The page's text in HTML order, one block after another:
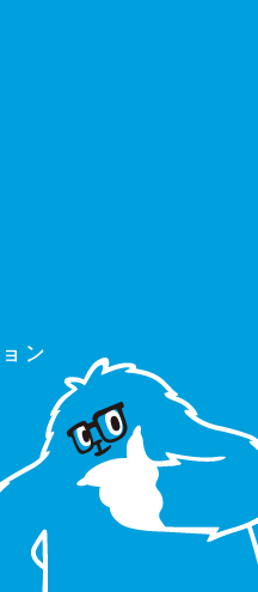
務の一部または全
除
からの要請に応じ
正、削除に応じま
は、一定期間保管
又は削除を行いま
情報について、本
人情報につきまし
切な方法により破
バシーポリシーお問
ン